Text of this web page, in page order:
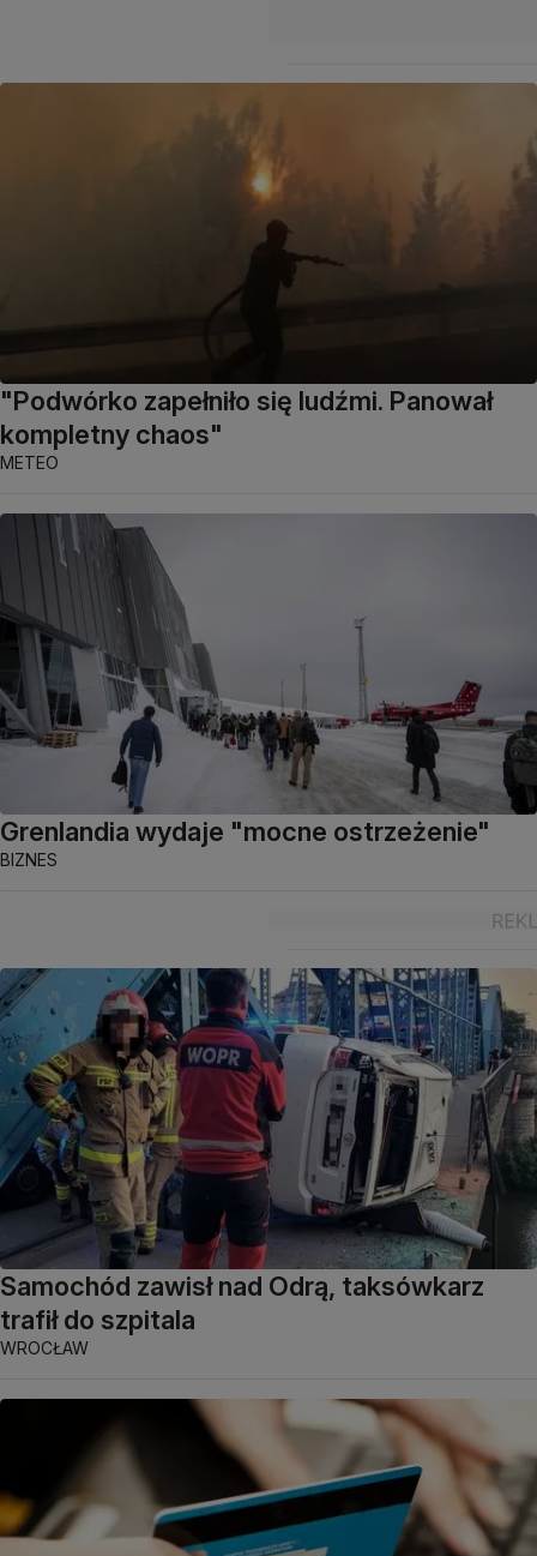
"Podwórko zapełniło się ludźmi. Panował
kompletny chaos"
METEO
Grenlandia wydaje "mocne ostrzeżenie"
BIZNES
Samochód zawisł nad Odrą, taksówkarz
trafił do szpitala
WROCŁAW